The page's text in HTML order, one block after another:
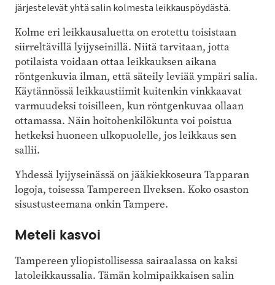
järjestelevät yhtä salin kolmesta leikkauspöydästä.
Kolme eri leikkausaluetta on erotettu toisistaan
siirreltävillä lyijyseinillä. Niitä tarvitaan, jotta
potilaista voidaan ottaa leikkauksen aikana
röntgenkuvia ilman, että säteily leviää ympäri salia.
Käytännössä leikkaustiimit kuitenkin vinkkaavat
varmuudeksi toisilleen, kun röntgenkuvaa ollaan
ottamassa. Näin hoitohenkilökunta voi poistua
hetkeksi huoneen ulkopuolelle, jos leikkaus sen
sallii.
Yhdessä lyijyseinässä on jääkiekkoseura Tapparan
logoja, toisessa Tampereen Ilveksen. Koko osaston
sisustusteemana onkin Tampere.
Meteli kasvoi
Tampereen yliopistollisessa sairaalassa on kaksi
latoleikkaussalia. Tämän kolmipaikkaisen salin